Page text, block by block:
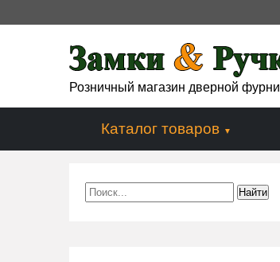
Розничный магазин дверной
Каталог товаров